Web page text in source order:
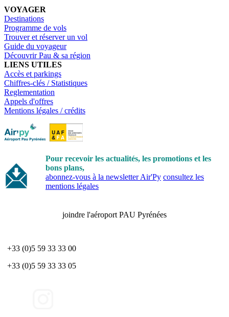
VOYAGER
Destinations
Programme de vols
Trouver et réserver un vol
Guide du voyageur
Découvrir Pau & sa région
LIENS UTILES
Accès et parkings
Chiffres-clés / Statistiques
Reglementation
Appels d'offres
Mentions légales / crédits
Pour recevoir les actualités, les promotions et les
bons plans,
abonnez-vous à la newsletter Air'Py consultez les
mentions légales
joindre l'aéroport PAU Pyrénées
+33 (0)5 59 33 33 00
+33 (0)5 59 33 33 05